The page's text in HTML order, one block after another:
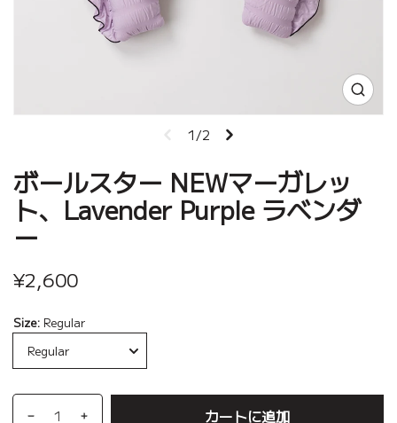
1/2
ボールスター NEWマーガレッ
ト、Lavender Purple ラベンダ
ー
¥2,600
Size: Regular
カートに追加